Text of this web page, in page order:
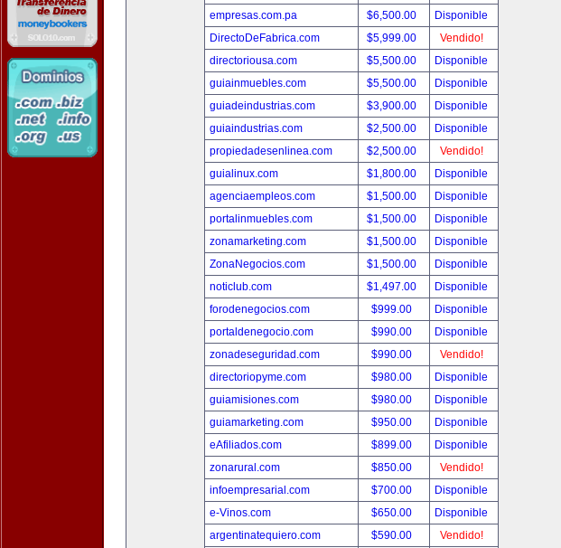
empresas.com.pa
$6,500.00
Disponible
DirectoDeFabrica.com
$5,999.00
Vendido!
directoriousa.com
$5,500.00
Disponible
guiainmuebles.com
$5,500.00
Disponible
guiadeindustrias.com
$3,900.00
Disponible
guiaindustrias.com
$2,500.00
Disponible
propiedadesenlinea.com
$2,500.00
Vendido!
guialinux.com
$1,800.00
Disponible
agenciaempleos.com
$1,500.00
Disponible
portalinmuebles.com
$1,500.00
Disponible
zonamarketing.com
$1,500.00
Disponible
ZonaNegocios.com
$1,500.00
Disponible
noticlub.com
$1,497.00
Disponible
forodenegocios.com
$999.00
Disponible
portaldenegocio.com
$990.00
Disponible
zonadeseguridad.com
$990.00
Vendido!
directoriopyme.com
$980.00
Disponible
guiamisiones.com
$980.00
Disponible
guiamarketing.com
$950.00
Disponible
eAfiliados.com
$899.00
Disponible
zonarural.com
$850.00
Vendido!
infoempresarial.com
$700.00
Disponible
e-Vinos.com
$650.00
Disponible
argentinatequiero.com
$590.00
Vendido!